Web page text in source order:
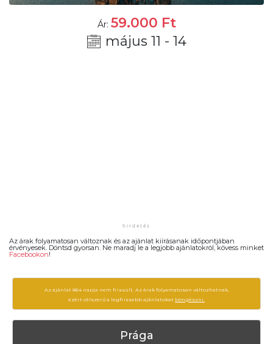
Ár: 59.000 Ft
május 11 - 14
Az árak folyamatosan változnak és az ajánlat kiírásanak időpontjában
érvényesek. Döntsd gyorsan. Ne maradj le a legjobb ajánlatokról, kövess minket
Facebookon!
Az ajánlat 864 napja nem frissült. Az árak folyamatosan változhatnak,
ezért célszerű a legfrissebb ajánlatokat böngészni.
Prága